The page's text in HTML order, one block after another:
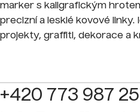
marker s kaligrafickým
precizní a lesklé kovové linky.
projekty, graffiti, dekorace a
+420 773 987